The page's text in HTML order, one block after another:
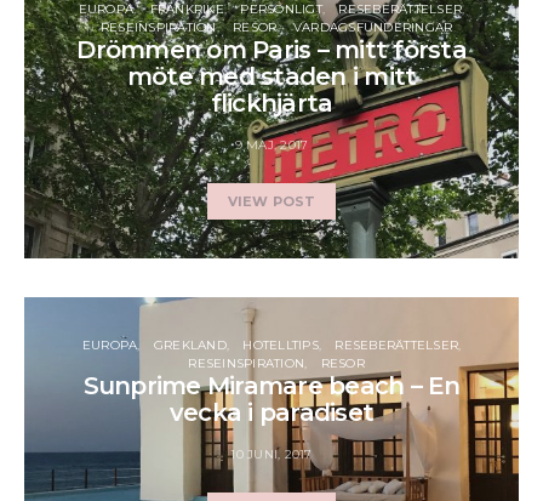
EUROPA FRANKRIKE PERSONLIGT
RESEBERÄTTELSER
RESEINSPIRATION
RESOR VARDAGSFUNDERINGAR
Drömmen om Paris – mitt första
möte med staden i mitt
flickhjärta
9 MAJ, 2017
VIEW POST
EUROPA GREKLAND HOTELLTIPS
RESEBERÄTTELSER
RESEINSPIRATION
RESOR
Sunprime Miramare beach – En
vecka i paradiset
10 JUNI, 2017